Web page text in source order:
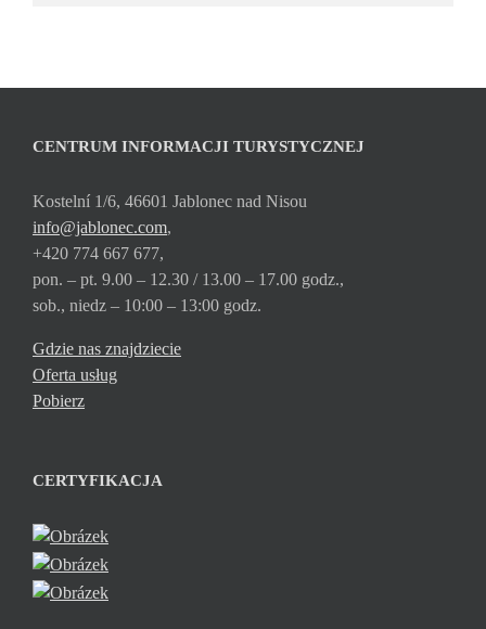
CENTRUM INFORMACJI TURYSTYCZNEJ
Kostelní 1/6, 46601 Jablonec nad Nisou
info@jablonec.com,
+420 774 667 677,
pon. – pt. 9.00 – 12.30 / 13.00 – 17.00 godz.,
sob., niedz – 10:00 – 13:00 godz.
Gdzie nas znajdziecie
Oferta usług
Pobierz
CERTYFIKACJA